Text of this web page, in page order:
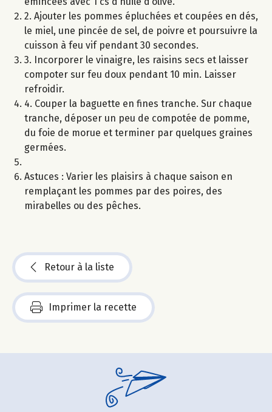
2. Ajouter les pommes épluchées et coupées en dés,
le miel, une pincée de sel, de poivre et poursuivre la
cuisson à feu vif pendant 30 secondes.
3. Incorporer le vinaigre, les raisins secs et laisser
compoter sur feu doux pendant 10 min. Laisser
refroidir.
4. Couper la baguette en fines tranche. Sur chaque
tranche, déposer un peu de compotée de pomme,
du foie de morue et terminer par quelques graines
germées.
Astuces : Varier les plaisirs à chaque saison en
remplaçant les pommes par des poires, des
mirabelles ou des pêches.
Retour à la liste
Imprimer la recette